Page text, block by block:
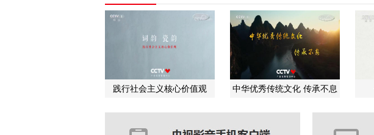
践行社会主义核心价值观 中华优秀传统文化 传承不息